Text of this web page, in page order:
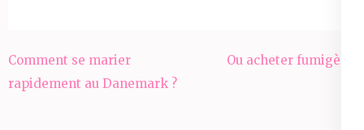
Navigation
de
Comment se marier
rapidement au Danemark ?
Ou acheter fumigène